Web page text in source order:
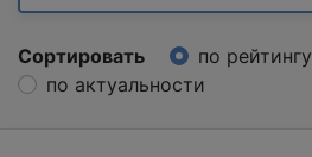
Сортировать по рейтингу
по актуальности